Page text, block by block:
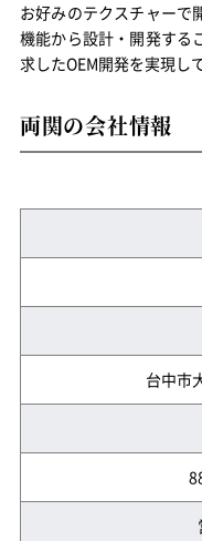
お好みのテクスチャーで
機能から設計・開発する
求したOEM開発を実現し
両関の会社情報
台中市